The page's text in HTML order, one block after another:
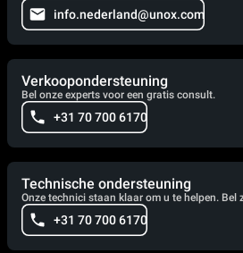
info.nederland@unox.com
Verkoopondersteuning
Bel onze experts voor een gratis consult.
+31 70 700 6170
Technische ondersteuning
Onze technici staan klaar om u te helpen. Bel
+31 70 700 6170